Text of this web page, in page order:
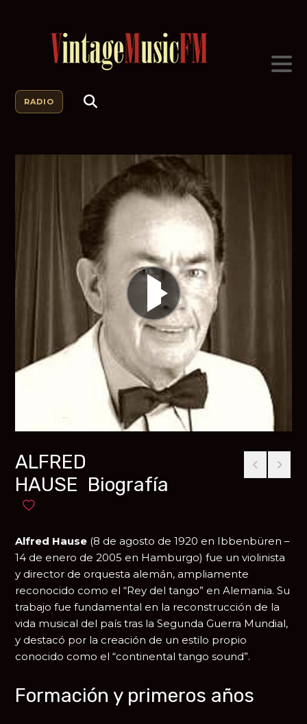
RADIO
ALFRED
HAUSE Biografía
Añadir a favoritos
Alfred Hause (8 de agosto de 1920 en Ibbenbüren –
14 de enero de 2005 en Hamburgo) fue un violinista
y director de orquesta alemán, ampliamente
reconocido como el “Rey del tango” en Alemania. Su
trabajo fue fundamental en la reconstrucción de la
vida musical del país tras laSegunda Guerra Mundial,
y destacó por la creación de un estilo propio
conocido como el “continental tango sound”.
Formación y primeros años